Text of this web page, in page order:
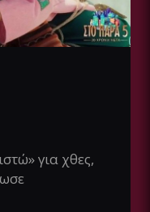
για χθες,